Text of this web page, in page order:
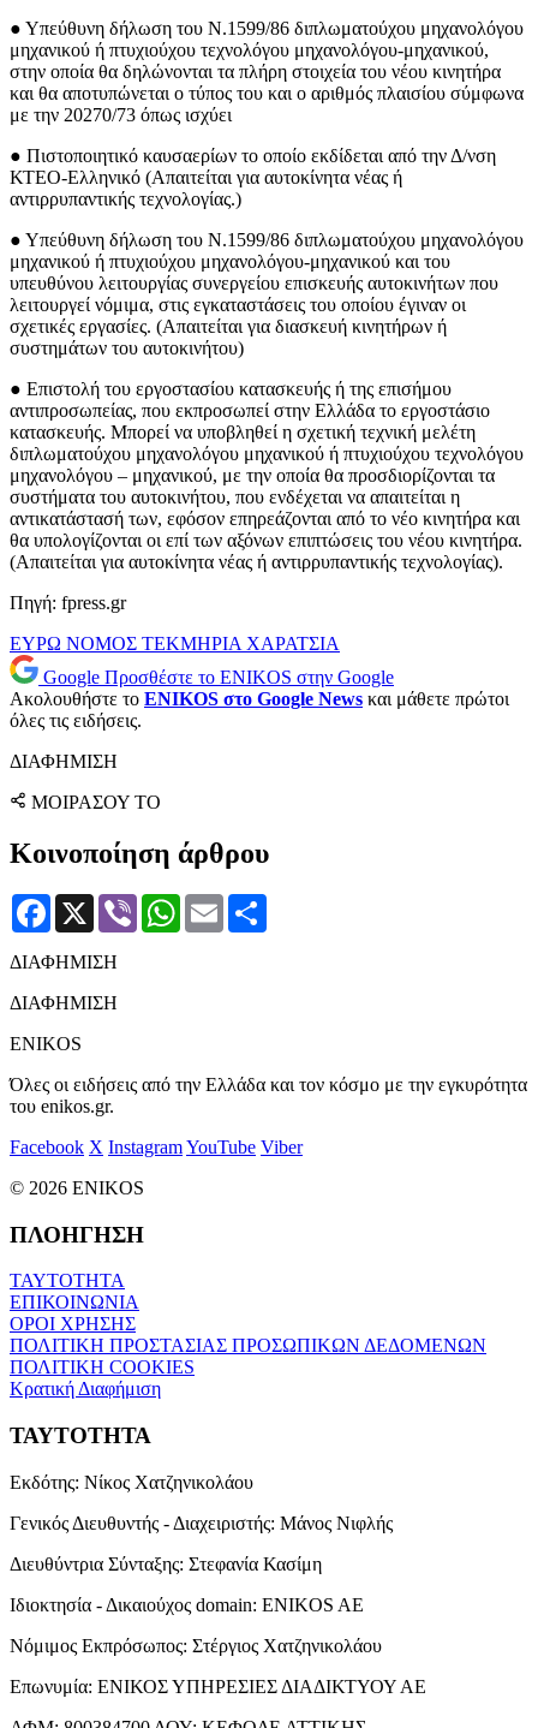
● Υπεύθυνη δήλωση του Ν.1599/86 διπλωματούχου μηχανολόγου
μηχανικού ή πτυχιούχου τεχνολόγου μηχανολόγου-μηχανικού,
στην οποία θα δηλώνονται τα πλήρη στοιχεία του νέου κινητήρα
και θα αποτυπώνεται ο τύπος του και ο αριθμός πλαισίου σύμφωνα
με την 20270/73 όπως ισχύει
● Πιστοποιητικό καυσαερίων το οποίο εκδίδεται από την Δ/νση
ΚΤΕΟ-Ελληνικό (Απαιτείται για αυτοκίνητα νέας ή
αντιρρυπαντικής τεχνολογίας.)
● Υπεύθυνη δήλωση του Ν.1599/86 διπλωματούχου μηχανολόγου
μηχανικού ή πτυχιούχου μηχανολόγου-μηχανικού και του
υπευθύνου λειτουργίας συνεργείου επισκευής αυτοκινήτων που
λειτουργεί νόμιμα, στις εγκαταστάσεις του οποίου έγιναν οι
σχετικές εργασίες. (Απαιτείται για διασκευή κινητήρων ή
συστημάτων του αυτοκινήτου)
● Επιστολή του εργοστασίου κατασκευής ή της επισήμου
αντιπροσωπείας, που εκπροσωπεί στην Ελλάδα το εργοστάσιο
κατασκευής. Μπορεί να υποβληθεί η σχετική τεχνική μελέτη
διπλωματούχου μηχανολόγου μηχανικού ή πτυχιούχου τεχνολόγου
μηχανολόγου – μηχανικού, με την οποία θα προσδιορίζονται τα
συστήματα του αυτοκινήτου, που ενδέχεται να απαιτείται η
αντικατάστασή των, εφόσον επηρεάζονται από το νέο κινητήρα και
θα υπολογίζονται οι επί των αξόνων επιπτώσεις του νέου κινητήρα.
(Απαιτείται για αυτοκίνητα νέας ή αντιρρυπαντικής τεχνολογίας).
Πηγή: fpress.gr
ΕΥΡΩ ΝΟΜΟΣ ΤΕΚΜΗΡΙΑ ΧΑΡΑΤΣΙΑ
Google Προσθέστε το ENIKOS στην Google
Ακολουθήστε το ENIKOS στο Google News και μάθετε πρώτοι
όλες τις ειδήσεις.
ΔΙΑΦΗΜΙΣΗ
ΜΟΙΡΑΣΟΥ ΤΟ
Κοινοποίηση άρθρου
Facebook
X Viber WhatsApp
Email
ΔΙΑΦΗΜΙΣΗ
ΔΙΑΦΗΜΙΣΗ
ENIKOS
Όλες οι ειδήσεις από την Ελλάδα και τον κόσμο με την εγκυρότητα
του enikos.gr.
Facebook X InstagramYouTube Viber
© 2026 ENIKOS
ΠΛΟΗΓΗΣΗ
ΤΑΥΤΟΤΗΤΑ
ΕΠΙΚΟΙΝΩΝΙΑ
ΟΡΟΙ ΧΡΗΣΗΣ
ΠΟΛΙΤΙΚΗ ΠΡΟΣΤΑΣΙΑΣ ΠΡΟΣΩΠΙΚΩΝ ΔΕΔΟΜΕΝΩΝ
ΠΟΛΙΤΙΚΗ COOKIES
Κρατική Διαφήμιση
ΤΑΥΤΟΤΗΤΑ
Εκδότης: Νίκος Χατζηνικολάου
Γενικός Διευθυντής - Διαχειριστής: Μάνος Νιφλής
Διευθύντρια Σύνταξης: Στεφανία Κασίμη
Ιδιοκτησία - Δικαιούχος domain: ENIKOS AE
Νόμιμος Εκπρόσωπος: Στέργιος Χατζηνικολάου
Επωνυμία: ΕΝΙΚΟΣ ΥΠΗΡΕΣΙΕΣ ΔΙΑΔΙΚΤΥΟΥ ΑΕ